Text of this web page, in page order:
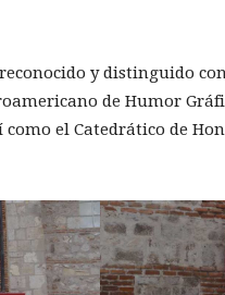
y distinguido
de Humor
el Catedrático de